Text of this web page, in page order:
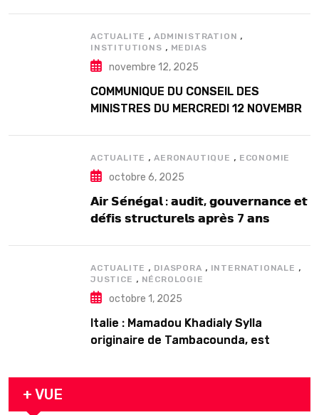
ACTUALITE ,ADMINISTRATION ,
INSTITUTIONS , MEDIAS
novembre 12, 2025
COMMUNIQUE DU CONSEIL DES
MINISTRES DU MERCREDI 12 NOVEMBRE
ACTUALITE ,AERONAUTIQUE , ECONOMIE
octobre 6, 2025
𝗔𝗶𝗿 𝗦𝗲́𝗻𝗲́𝗴𝗮𝗹 : 𝗮𝘂𝗱𝗶𝘁, 𝗴𝗼𝘂𝘃𝗲𝗿𝗻𝗮𝗻𝗰𝗲 𝗲𝘁
𝗱𝗲́𝗳𝗶𝘀 𝘀𝘁𝗿𝘂𝗰𝘁𝘂𝗿𝗲𝗹𝘀 𝗮𝗽𝗿𝗲̀𝘀 7 𝗮𝗻𝘀
ACTUALITE , DIASPORA , INTERNATIONALE ,
JUSTICE , NÉCROLOGIE
octobre 1, 2025
Italie : Mamadou Khadialy Sylla
originaire de Tambacounda, est
arrestation
+ VUE